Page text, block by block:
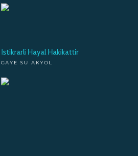
Istikrarli Hayal Hakikattir
GAYE SU AKYOL